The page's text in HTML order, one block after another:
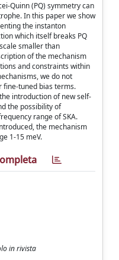
Quinn (PQ) symmetry can
In this paper we show
the instanton
which itself breaks PQ
smaller than
of the mechanism
and constraints within
we do not
fine-tuned bias terms.
introduction of new self-
the possibility of
range of SKA.
the mechanism
1-15 meV.
in rivista